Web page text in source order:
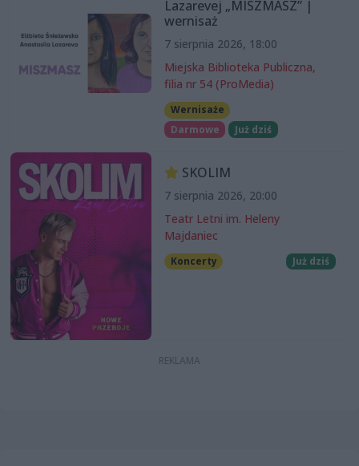
Lazarevej „MISZMASZ” |
wernisaż
7 sierpnia 2026, 18:00
Miejska Biblioteka Publiczna,
filia nr 54 (ProMedia)
Wernisaże
Darmowe
Już dziś
SKOLIM
7 sierpnia 2026, 20:00
Teatr Letni im. Heleny
Majdaniec
Koncerty Już dziś